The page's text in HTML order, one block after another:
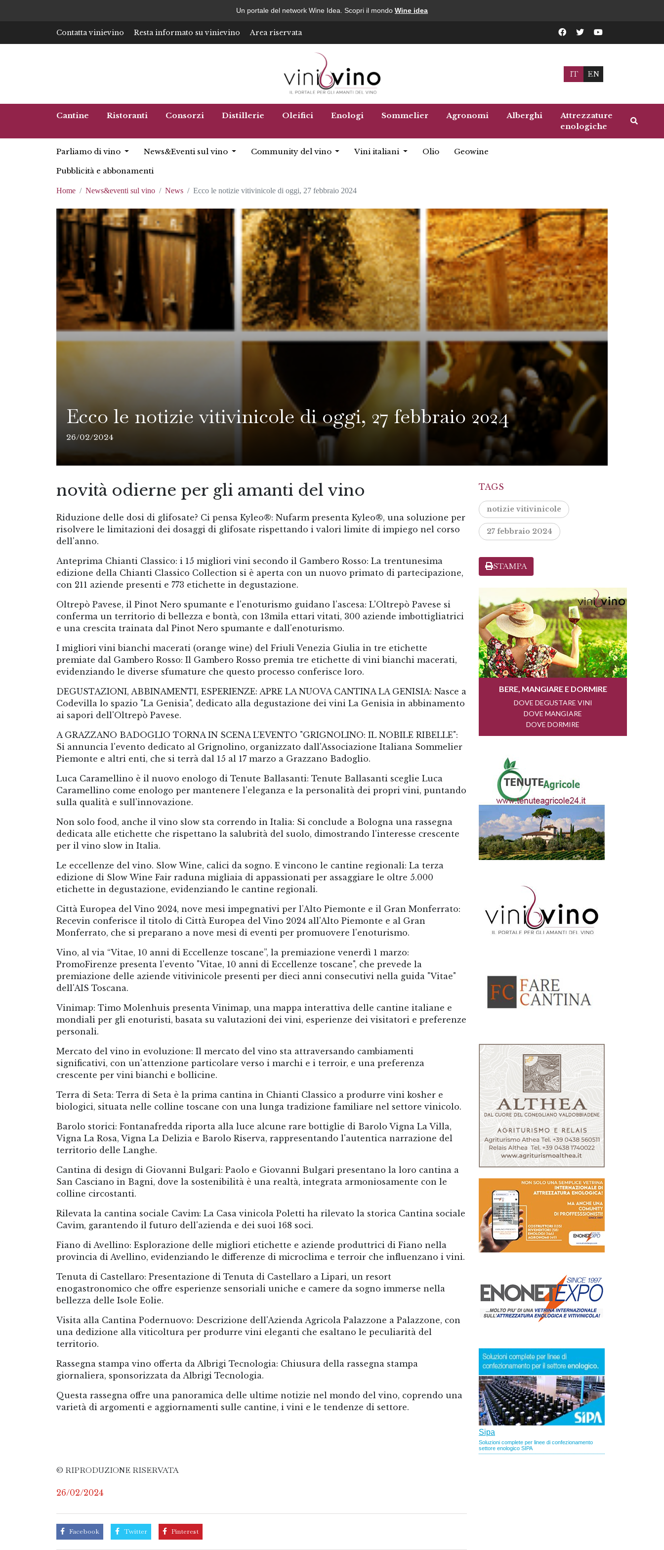
Un portale del network Wine Idea. Scopri il mondo Wine idea
Contatta vinievino Resta informato su vinievino Area riservata
IT EN
Cantine Ristoranti Consorzi Distillerie Oleifici Enologi Sommelier Agronomi Alberghi
Attrezzature
enologiche
Parliamo di vino News&Eventi sul vino Community del vino Vini italiani Olio Geowine
Pubblicità e abbonamenti
Home News&eventi sul vino News Ecco le notizie vitivinicole di oggi, 27 febbraio 2024
Ecco le notizie vitivinicole di oggi, 27 febbraio 2024
26/02/2024
novità odierne per gli amanti del vino
Riduzione delle dosi di glifosate? Ci pensa Kyleo®: Nufarm presenta Kyleo®, una soluzione per
risolvere le limitazioni dei dosaggi di glifosate rispettando i valori limite di impiego nel corso
dell'anno.
Anteprima Chianti Classico: i 15 migliori vini secondo il Gambero Rosso: La trentunesima
edizione della Chianti Classico Collection si è aperta con un nuovo primato di partecipazione,
con 211 aziende presenti e 773 etichette in degustazione.
Oltrepò Pavese, il Pinot Nero spumante e l'enoturismo guidano l'ascesa: L'Oltrepò Pavese si
conferma un territorio di bellezza e bontà, con 13mila ettari vitati, 300 aziende imbottigliatrici
e una crescita trainata dal Pinot Nero spumante e dall'enoturismo.
I migliori vini bianchi macerati (orange wine) del Friuli Venezia Giulia in tre etichette
premiate dal Gambero Rosso: Il Gambero Rosso premia tre etichette di vini bianchi macerati,
evidenziando le diverse sfumature che questo processo conferisce loro.
DEGUSTAZIONI, ABBINAMENTI, ESPERIENZE: APRE LA NUOVA CANTINA LA GENISIA: Nasce a
Codevilla lo spazio "La Genisia", dedicato alla degustazione dei vini La Genisia in abbinamento
ai sapori dell'Oltrepò Pavese.
A GRAZZANO BADOGLIO TORNA IN SCENA L’EVENTO "GRIGNOLINO: IL NOBILE RIBELLE":
Si annuncia l'evento dedicato al Grignolino, organizzato dall'Associazione Italiana Sommelier
Piemonte e altri enti, che si terrà dal 15 al 17 marzo a Grazzano Badoglio.
Luca Caramellino è il nuovo enologo di Tenute Ballasanti: Tenute Ballasanti sceglie Luca
Caramellino come enologo per mantenere l'eleganza e la personalità dei propri vini, puntando
sulla qualità e sull'innovazione.
Non solo food, anche il vino slow sta correndo in Italia: Si conclude a Bologna una rassegna
dedicata alle etichette che rispettano la salubrità del suolo, dimostrando l'interesse crescente
per il vino slow in Italia.
Le eccellenze del vino. Slow Wine, calici da sogno. E vincono le cantine regionali: La terza
edizione di Slow Wine Fair raduna migliaia di appassionati per assaggiare le oltre 5.000
etichette in degustazione, evidenziando le cantine regionali.
Città Europea del Vino 2024, nove mesi impegnativi per l’Alto Piemonte e il Gran Monferrato:
Recevin conferisce il titolo di Città Europea del Vino 2024 all'Alto Piemonte e al Gran
Monferrato, che si preparano a nove mesi di eventi per promuovere l'enoturismo.
Vino, al via “Vitae, 10 anni di Eccellenze toscane”, la premiazione venerdì 1 marzo:
PromoFirenze presenta l'evento "Vitae, 10 anni di Eccellenze toscane", che prevede la
premiazione delle aziende vitivinicole presenti per dieci anni consecutivi nella guida "Vitae"
dell'AIS Toscana.
Vinimap: Timo Molenhuis presenta Vinimap, una mappa interattiva delle cantine italiane e
mondiali per gli enoturisti, basata su valutazioni dei vini, esperienze dei visitatori e preferenze
personali.
Mercato del vino in evoluzione: Il mercato del vino sta attraversando cambiamenti
significativi, con un'attenzione particolare verso i marchi e i terroir, e una preferenza
crescente per vini bianchi e bollicine.
Terra di Seta: Terra di Seta è la prima cantina in Chianti Classico a produrre vini kosher e
biologici, situata nelle colline toscane con una lunga tradizione familiare nel settore vinicolo.
Barolo storici: Fontanafredda riporta alla luce alcune rare bottiglie di Barolo Vigna La Villa,
Vigna La Rosa, Vigna La Delizia e Barolo Riserva, rappresentando l'autentica narrazione del
territorio delle Langhe.
Cantina di design di Giovanni Bulgari: Paolo e Giovanni Bulgari presentano la loro cantina a
San Casciano in Bagni, dove la sostenibilità è una realtà, integrata armoniosamente con le
colline circostanti.
Rilevata la cantina sociale Cavim: La Casa vinicola Poletti ha rilevato la storica Cantina sociale
Cavim, garantendo il futuro dell'azienda e dei suoi 168 soci.
Fiano di Avellino: Esplorazione delle migliori etichette e aziende produttrici di Fiano nella
provincia di Avellino, evidenziando le differenze di microclima e terroir che influenzano i vini.
Tenuta di Castellaro: Presentazione di Tenuta di Castellaro a Lipari, un resort
enogastronomico che offre esperienze sensoriali uniche e camere da sogno immerse nella
bellezza delle Isole Eolie.
Visita alla Cantina Podernuovo: Descrizione dell'Azienda Agricola Palazzone a Palazzone, con
una dedizione alla viticoltura per produrre vini eleganti che esaltano le peculiarità del
territorio.
Rassegna stampa vino offerta da Albrigi Tecnologia: Chiusura della rassegna stampa
giornaliera, sponsorizzata da Albrigi Tecnologia.
Questa rassegna offre una panoramica delle ultime notizie nel mondo del vino, coprendo una
varietà di argomenti e aggiornamenti sulle cantine, i vini e le tendenze di settore.
© RIPRODUZIONE RISERVATA
26/02/2024
Facebook Twitter Pinterest
TAGS
notizie vitivinicole
27 febbraio 2024
STAMPA